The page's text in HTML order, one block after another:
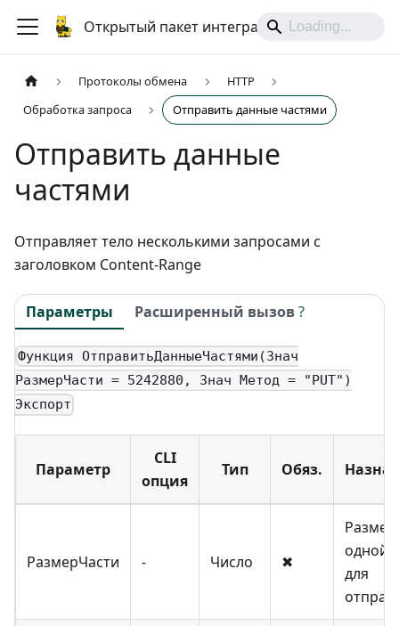
Открытый пакет интеграций
Протоколы обмена
HTTP
Обработка запроса
Отправить данные частями
Отправить данные
частями
Отправляет тело несколькими запросами с
заголовком Content-Range
Параметры Расширенный вызов?
Функция ОтправитьДанныеЧастями(Знач
РазмерЧасти = 5242880, Знач Метод = "PUT")
Экспорт
Параметр
CLI
опция
Тип Обяз.
РазмерЧасти - Число ✖
Размер
одной
для